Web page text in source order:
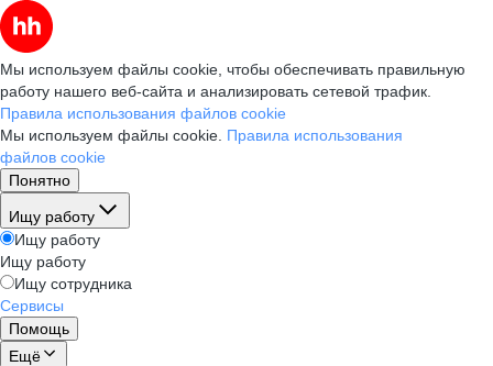
Мы используем файлы cookie, чтобы обеспечивать правильную
работу нашего веб-сайта и анализировать сетевой трафик.
Правила использования файлов cookie
Мы используем файлы cookie. Правила использования
файлов cookie
Понятно
Ищу работу
Ищу работу
Ищу работу
Ищу сотрудника
Сервисы
Помощь
Ещё